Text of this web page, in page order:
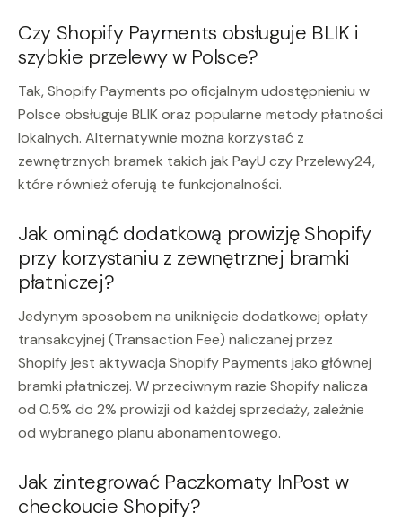
Czy Shopify Payments obsługuje BLIK i
szybkie przelewy w Polsce?
Tak, Shopify Payments po oficjalnym udostępnieniu w
Polsce obsługuje BLIK oraz popularne metody płatności
lokalnych. Alternatywnie można korzystać z
zewnętrznych bramek takich jak PayU czy Przelewy24,
które również oferują te funkcjonalności.
Jak ominąć dodatkową prowizję Shopify
przy korzystaniu z zewnętrznej bramki
płatniczej?
Jedynym sposobem na uniknięcie dodatkowej opłaty
transakcyjnej (Transaction Fee) naliczanej przez
Shopify jest aktywacja Shopify Payments jako głównej
bramki płatniczej. W przeciwnym razie Shopify nalicza
od 0.5% do 2% prowizji od każdej sprzedaży, zależnie
od wybranego planu abonamentowego.
Jak zintegrować Paczkomaty InPost w
checkoucie Shopify?